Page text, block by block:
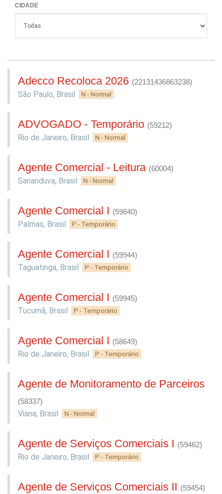
CIDADE
Adecco Recoloca 2026 (22131436863238)
São Paulo, Brasil N - Normal
ADVOGADO - Temporário (59212)
Rio de Janeiro, Brasil N - Normal
Agente Comercial - Leitura (60004)
Sananduva, Brasil N - Normal
Agente Comercial I (59840)
Palmas, Brasil P - Temporário
Agente Comercial I (59944)
Taguatinga, Brasil P - Temporário
Agente Comercial I (59945)
Tucumã, Brasil P - Temporário
Agente Comercial I (58649)
Rio de Janeiro, Brasil P - Temporário
Agente de Monitoramento de Parceiros
(58337)
Viana, Brasil N - Normal
Agente de Serviços Comerciais I (59462)
Rio de Janeiro, Brasil P - Temporário
Agente de Serviços Comerciais II (59454)